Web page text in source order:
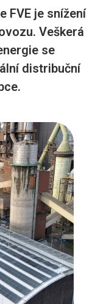
FVE je snížení
Veškerá
se
distribuční